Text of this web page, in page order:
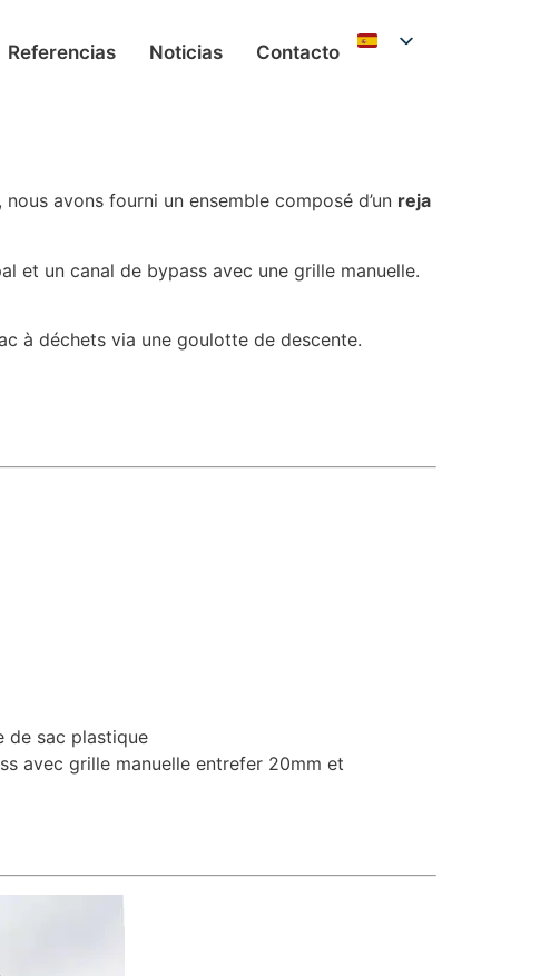
Referencias Noticias Contacto
avons fourni un ensemble composé d’un reja
et un canal de bypass avec une grille manuelle.
à déchets via une goulotte de descente.
de sac plastique
avec grille manuelle entrefer 20mm et